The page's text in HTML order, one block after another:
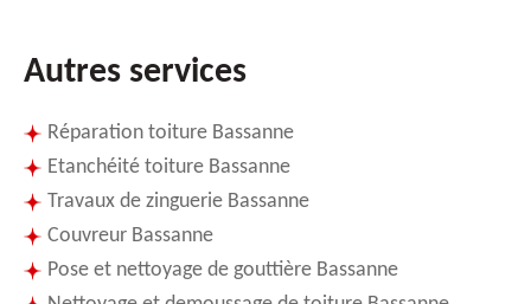
Autres services
Réparation toiture Bassanne
Etanchéité toiture Bassanne
Travaux de zinguerie Bassanne
Couvreur Bassanne
Pose et nettoyage de gouttière Bassanne